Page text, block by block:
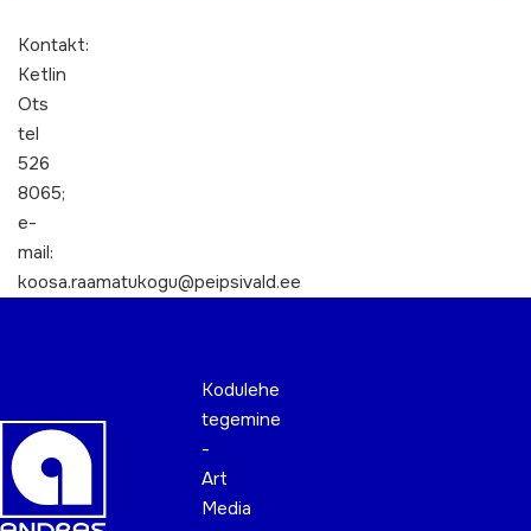
Kontakt:
Ketlin
Ots
tel
526
8065;
e-
mail:
koosa.raamatukogu@peipsivald.ee
Kodulehe
tegemine
-
Art
Media